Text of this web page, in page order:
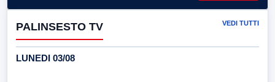
PALINSESTO TV VEDI TUTTI
LUNEDI 03/08